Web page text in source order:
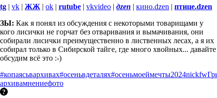
tg | vk | ЖЖ | ok | rutube | vkvideo | дzen | кино.dzen | птице.dzen
ЗЫ: Как я понял из обсуждения с некоторыми товарищами у
кого лисички не горчат без отваривания и вымачивания, они
собирали лисички преимущественно в лиственных лесах, а я их
собирал только в Сибирской тайге, где много хвойных... давайте
обсудим всё это :-)
#копаясьвархивах#осеньвдеталях#осеньмоеймечты2024nickfw
архивамнениефото